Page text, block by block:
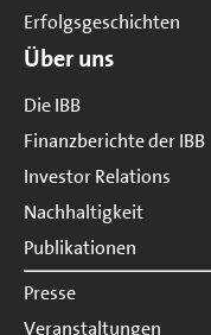
Erfolgsgeschichten
Über uns
Die IBB
Finanzberichte der IBB
Investor Relations
Nachhaltigkeit
Publikationen
Presse
Veranstaltungen